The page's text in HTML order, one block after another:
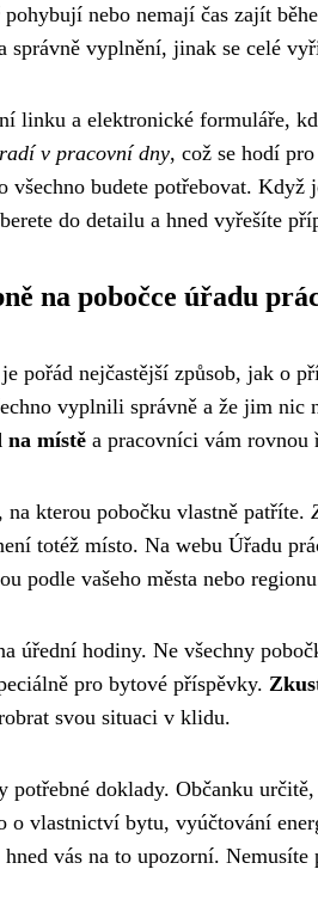
nebo nemají čas zajít
správně vyplnění, jinak se celé
linku a elektronické formuláře,
v pracovní dny, což se hodí
všechno budete potřebovat.
do detailu a hned vyřešíte
na pobočce úřadu
pořád nejčastější způsob, jak o
vyplnili správně a že jim nic
na místě a pracovníci vám rovnou
kterou pobočku vlastně patříte.
totéž místo. Na webu Úřadu
podle vašeho města nebo
úřední hodiny. Ne všechny
pro bytové příspěvky.
svou situaci v klidu.
potřebné doklady. Občanku
o vlastnictví bytu, vyúčtování
vás na to upozorní.